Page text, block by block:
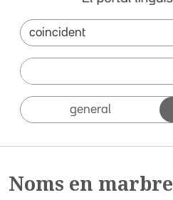
general
Noms en marbre